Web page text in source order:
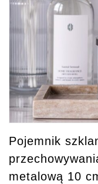
Pojemnik
metalową 10